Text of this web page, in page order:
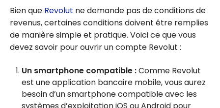
Carte
Revolut
Ultra
Bien que Revolut ne demande pas de conditions de
revenus, certaines conditions doivent être remplies
de manière simple et pratique. Voici ce que vous
devez savoir pour ouvrir un compte Revolut :
Un smartphone compatible :Comme Revolut
est une application bancaire mobile, vous aurez
besoin d’un smartphone compatible avec les